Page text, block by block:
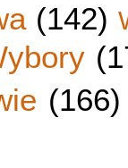
(142)
(166)